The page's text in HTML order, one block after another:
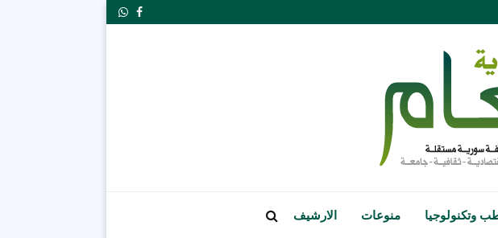
Facebook
Whatsapp
وتكنولوجيا منوعات الارشيف